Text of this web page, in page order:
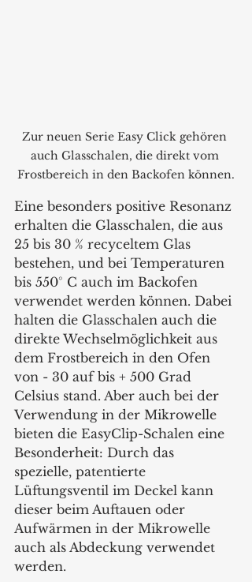
Zur neuen Serie Easy Click gehören
auch Glasschalen, die direkt vom
Frostbereich in den Backofen können.
Eine besonders positive Resonanz
erhalten die Glasschalen, die aus
25 bis 30 % recyceltem Glas
bestehen, und bei Temperaturen
bis 550° C auch im Backofen
verwendet werden können. Dabei
halten die Glasschalen auch die
direkte Wechselmöglichkeit aus
dem Frostbereich in den Ofen
von - 30 auf bis + 500 Grad
Celsius stand. Aber auch bei der
Verwendung in der Mikrowelle
bieten die EasyClip-Schalen eine
Besonderheit: Durch das
spezielle, patentierte
Lüftungsventil im Deckel kann
dieser beim Auftauen oder
Aufwärmen in der Mikrowelle
auch als Abdeckung verwendet
werden.